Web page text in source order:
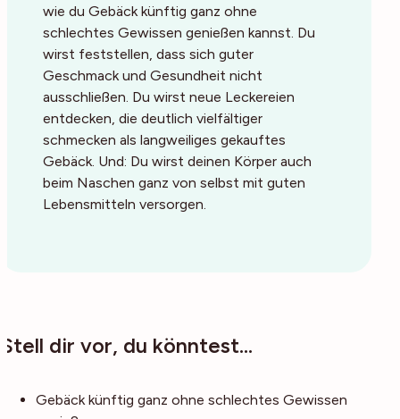
wie du Gebäck künftig ganz ohne
schlechtes Gewissen genießen kannst. Du
wirst feststellen, dass sich guter
Geschmack und Gesundheit nicht
ausschließen. Du wirst neue Leckereien
entdecken, die deutlich vielfältiger
schmecken als langweiliges gekauftes
Gebäck. Und: Du wirst deinen Körper auch
beim Naschen ganz von selbst mit guten
Lebensmitteln versorgen.
Stell dir vor, du könntest…
Gebäck künftig ganz ohne schlechtes Gewissen